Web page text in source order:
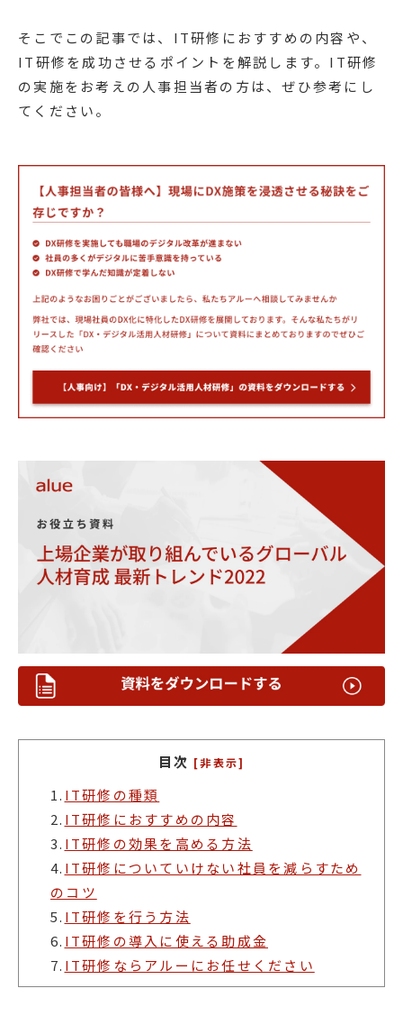
そこでこの記事では、IT研修におすすめの内容や、
IT研修を成功させるポイントを解説します。IT研修
の実施をお考えの人事担当者の方は、ぜひ参考にし
てください。
目次 [非表示]
1. IT研修の種類
2. IT研修におすすめの内容
3. IT研修の効果を高める方法
4. IT研修についていけない社員を減らすため
のコツ
5. IT研修を行う方法
6. IT研修の導入に使える助成金
7. IT研修ならアルーにお任せください